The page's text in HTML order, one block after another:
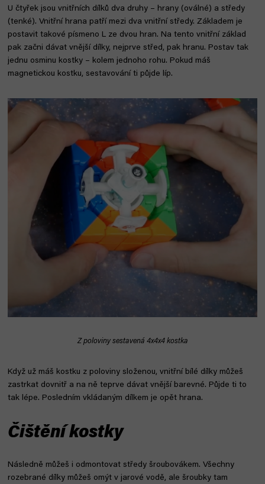
U čtyřek jsou vnitřních dílků dva druhy – hrany (oválné) a středy
(tenké). Vnitřní hrana patří mezi dva vnitřní středy. Základem je
postavit takové písmeno L ze dvou hran. Na tento vnitřní základ
pak začni dávat vnější dílky, nejprve střed, pak hranu. Postav tak
jednu osminu kostky – kolem jednoho rohu. Pokud máš
magnetickou kostku, sestavování ti půjde líp.
Z poloviny sestavená 4x4x4 kostka
Když už máš kostku z poloviny složenou, vnitřní bílé dílky můžeš
zastrkat dovnitř a na ně teprve dávat vnější barevné. Půjde ti to
tak lépe. Posledním vkládaným dílkem je opět hrana.
Čištění kostky
Následně můžeš i odmontovat středy šroubovákem. Všechny
rozebrané dílky můžeš omýt v jarové vodě, ale šroubky tam